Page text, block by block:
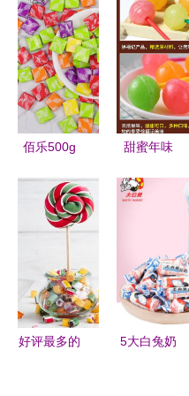
工投产，糖
果产业再添
新动能
从坚果到布
丁的健康零
食新主张
佰乐500g
蕾上的欢乐
与温情
甜蜜年味
棒棒糖桶
真与喜庆的
季节
好评最多的
5大白兔奶